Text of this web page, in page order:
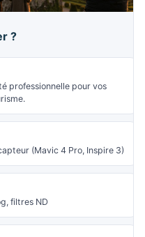
?
professionnelle pour vos
(Mavic 4 Pro, Inspire 3)
filtres ND